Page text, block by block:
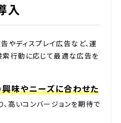
入
ディスプレイ広告など、運
行動に応じて最適な広告を
味やニーズに合わせた
、高いコンバージョンを期待で